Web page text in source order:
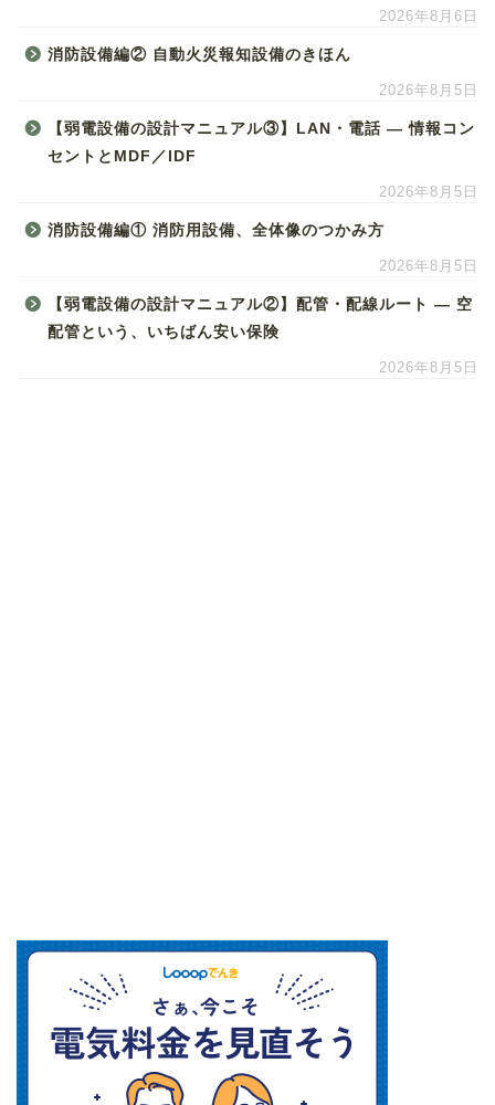
2026年8月6日
消防設備編② 自動火災報知設備のきほん
2026年8月5日
【弱電設備の設計マニュアル③】LAN・電話 ― 情報コン
セントとMDF／IDF
2026年8月5日
消防設備編① 消防用設備、全体像のつかみ方
2026年8月5日
【弱電設備の設計マニュアル②】配管・配線ルート ― 空
配管という、いちばん安い保険
2026年8月5日